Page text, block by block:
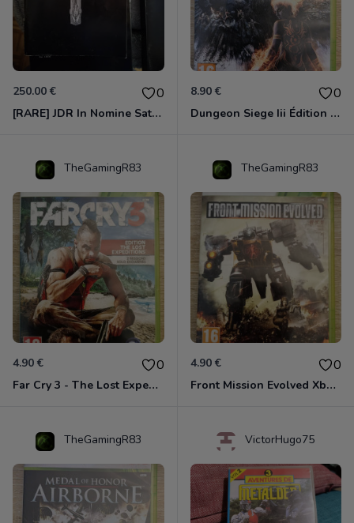
250.00 € 0
[RARE] JDR In Nomine Satanis / Magna Veritas – 1ère Édition BOÎTE (DOS BLANC, 1989) - CROC / Siroz
8.90 € 0
Dungeon Siege Iii Édition Limitée - Vf Intégrale Xbox 360
TheGamingR83
4.90 € 0
Far Cry 3 - The Lost Expeditions - Edition Spéciale Xbox 360
TheGamingR83
4.90 € 0
Front Mission Evolved Xbox 360
TheGamingR83 VictorHugo75